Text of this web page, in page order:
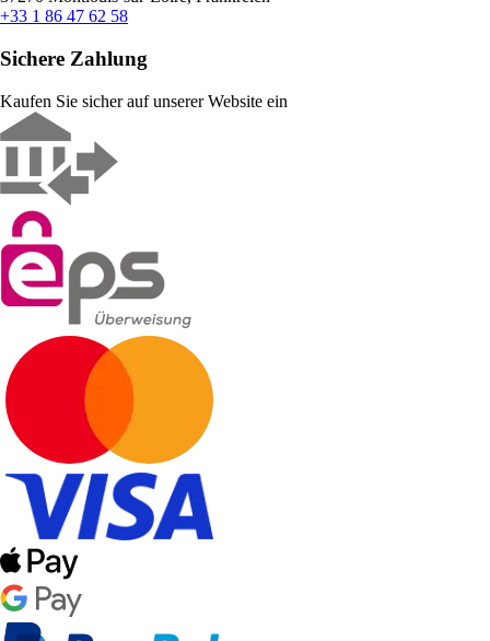
+33 1 86 47 62 58
Sichere Zahlung
Kaufen Sie sicher auf unserer Website ein